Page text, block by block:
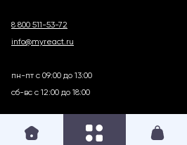
8 800 511-53-72
info@myreact.ru
пн-пт с 09:00 до 13:00
сб-вс с 12:00 до 18:00